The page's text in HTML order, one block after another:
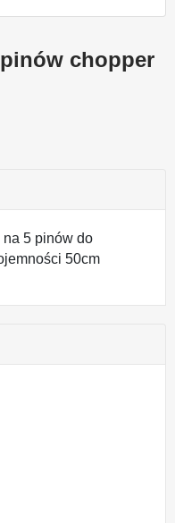
chopper
5 pinów do
50cm